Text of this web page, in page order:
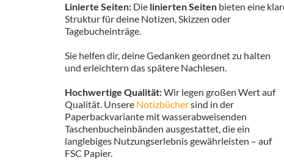
Linierte Seiten:Die linierten Seitenbieten eine
Struktur für deine Notizen, Skizzen oder
Tagebucheinträge.
Sie helfen dir, deine Gedanken geordnet zu halten
und erleichtern das spätere Nachlesen.
Hochwertige Qualität:Wir legen großen Wert auf
Qualität. Unsere Notizbüchersind in der
Paperbackvariante mit wasserabweisenden
Taschenbucheinbänden ausgestattet, die ein
langlebiges Nutzungserlebnis gewährleisten – auf
FSC Papier.